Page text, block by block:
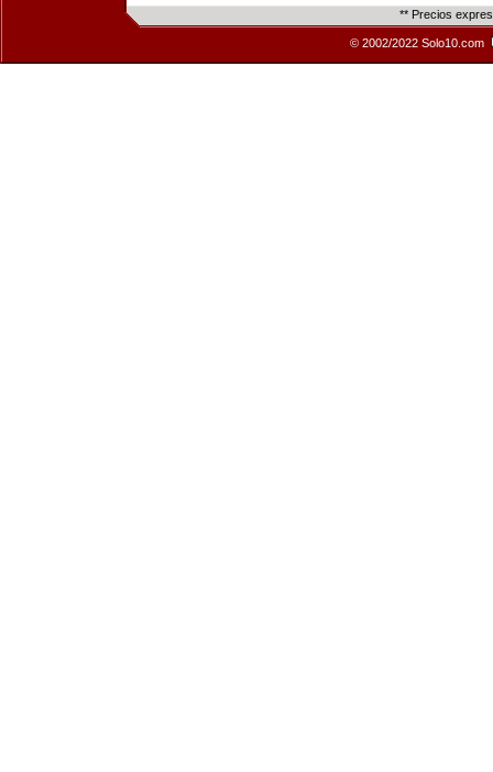
** Precios
© 2002/2022 Solo10.com